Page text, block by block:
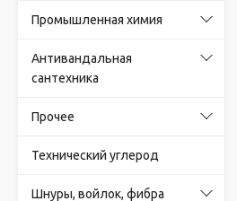
Промышленная химия
Антивандальная
сантехника
Прочее
Технический углерод
Шнуры, войлок, фибра